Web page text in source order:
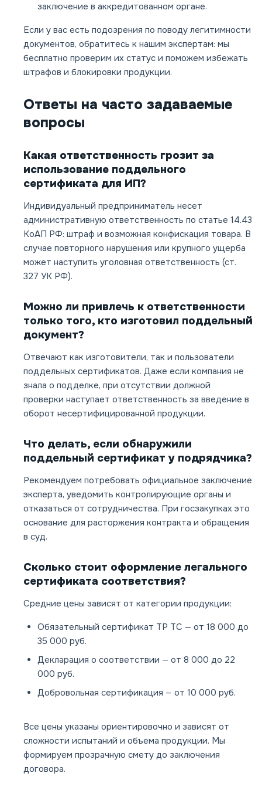
заключение в аккредитованном органе.
Если у вас есть подозрения по поводу легитимности
документов, обратитесь к нашим экспертам: мы
бесплатно проверим их статус и поможем избежать
штрафов и блокировки продукции.
Ответы на часто задаваемые
вопросы
Какая ответственность грозит за
использование поддельного
сертификата для ИП?
Индивидуальный предприниматель несет
административную ответственность по статье 14.43
КоАП РФ: штраф и возможная конфискация товара. В
случае повторного нарушения или крупного ущерба
может наступить уголовная ответственность (ст.
327 УК РФ).
Можно ли привлечь к ответственности
только того, кто изготовил поддельный
документ?
Отвечают как изготовители, так и пользователи
поддельных сертификатов. Даже если компания не
знала о подделке, при отсутствии должной
проверки наступает ответственность за введение в
оборот несертифицированной продукции.
Что делать, если обнаружили
поддельный сертификат у подрядчика?
Рекомендуем потребовать официальное заключение
эксперта, уведомить контролирующие органы и
отказаться от сотрудничества. При госзакупках это
основание для расторжения контракта и обращения
в суд.
Сколько стоит оформление легального
сертификата соответствия?
Средние цены зависят от категории продукции:
Обязательный сертификат ТР ТС — от 18 000 до
35 000 руб.
Декларация о соответствии — от 8 000 до 22
000 руб.
Добровольная сертификация — от 10 000 руб.
Все цены указаны ориентировочно и зависят от
сложности испытаний и объема продукции. Мы
формируем прозрачную смету до заключения
договора.